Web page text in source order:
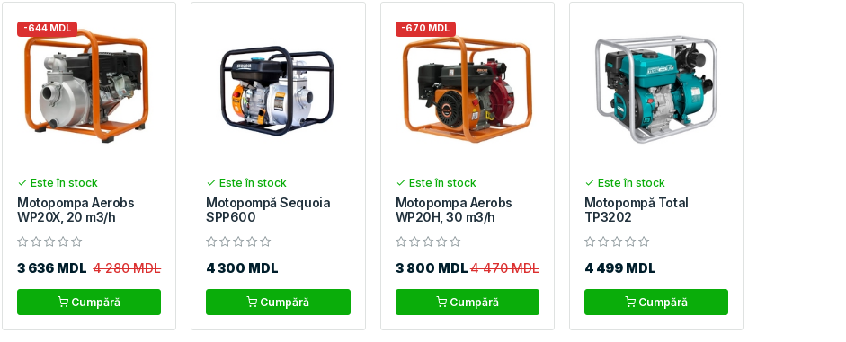
-644 MDL
Este în stock
Motopompa Aerobs
WP20X, 20 m3/h
3 636 MDL 4 280 MDL
Cumpără
Este în stock
Motopompă Sequoia
SPP600
4 300 MDL
Cumpără
-670 MDL
Este în stock
Motopompa Aerobs
WP20H, 30 m3/h
3 800 MDL4 470 MDL
Cumpără
Este în stock
Motopompă Total
TP3202
4 499 MDL
Cumpără